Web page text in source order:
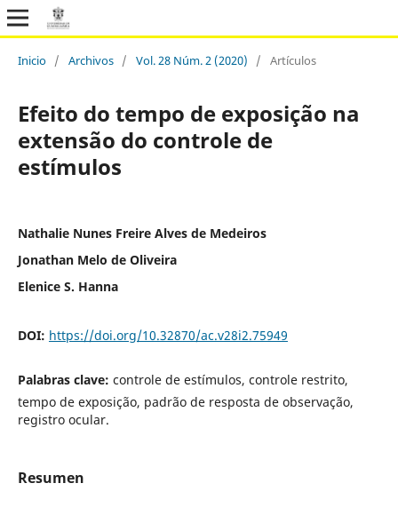
Inicio / Archivos / Vol. 28 Núm. 2 (2020) / Artículos
Efeito do tempo de exposição na
extensão do controle de
estímulos
Nathalie Nunes Freire Alves de Medeiros
Jonathan Melo de Oliveira
Elenice S. Hanna
DOI: https://doi.org/10.32870/ac.v28i2.75949
Palabras clave: controle de estímulos, controle restrito,
tempo de exposição, padrão de resposta de observação,
registro ocular.
Resumen